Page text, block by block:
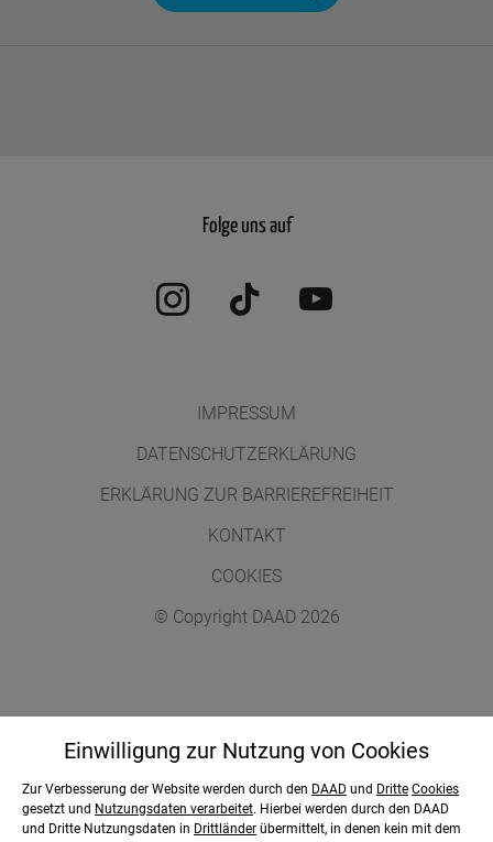
Folge uns auf
InstagramTikTok YouTube
IMPRESSUM
DATENSCHUTZERKLÄRUNG
ERKLÄRUNG ZUR BARRIEREFREIHEIT
KONTAKT
COOKIES
© Copyright DAAD 2026
Einwilligung zur Nutzung von Cookies
Zur Verbesserung der Website werden durch den DAAD und Dritte Cookies
gesetzt und Nutzungsdaten verarbeitet. Hierbei werden durch den DAAD
und Dritte Nutzungsdaten in Drittländer übermittelt, in denen kein mit dem